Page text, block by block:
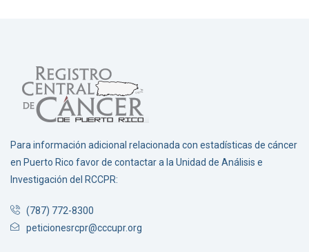
Para información adicional relacionada con estadísticas de cáncer
en Puerto Rico favor de contactar a la Unidad de Análisis e
Investigación del RCCPR:
(787) 772-8300
peticionesrcpr@cccupr.org